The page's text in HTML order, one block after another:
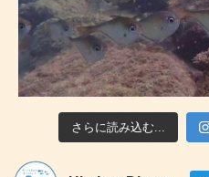
さらに読み込む...